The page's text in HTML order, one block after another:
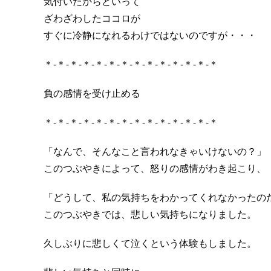
ざわざわしたココロが
すぐに冷静になれるわけではないのですが・・・
＊-＊-＊-＊-＊-＊-＊-＊-＊-＊-＊-＊-＊-＊
負の感情を受け止める
＊-＊-＊-＊-＊-＊-＊-＊-＊-＊-＊-＊-＊-＊
「なんで、そんなこと言われなきゃいけないの？」
このつぶやきによって、怒りの感情がわき起こり、
「どうして、私の気持ちをわかってくれなかったの
このつぶやきでは、悲しい気持ちになりました。
久しぶりに悲しくて泣くという体験もしました。